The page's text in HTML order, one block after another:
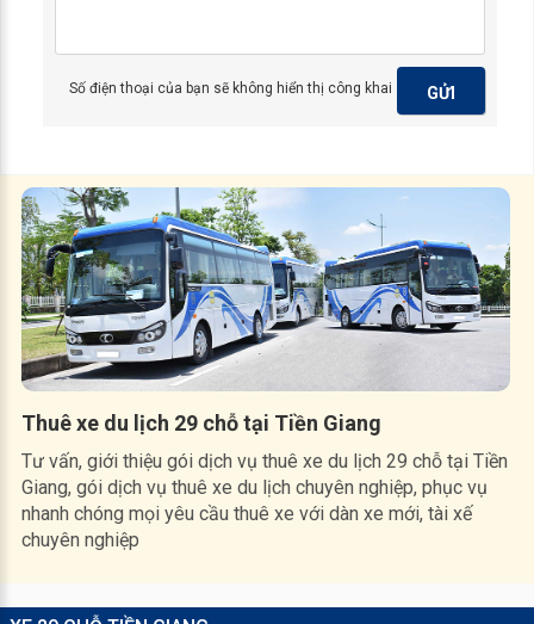
Số điện thoại của bạn sẽ không hiển thị công khai GỬI
Thuê xe du lịch 29 chỗ tại Tiền Giang
Tư vấn, giới thiệu gói dịch vụ thuê xe du lịch 29 chỗ tại Tiền
Giang, gói dịch vụ thuê xe du lịch chuyên nghiệp, phục vụ
nhanh chóng mọi yêu cầu thuê xe với dàn xe mới, tài xế
chuyên nghiệp